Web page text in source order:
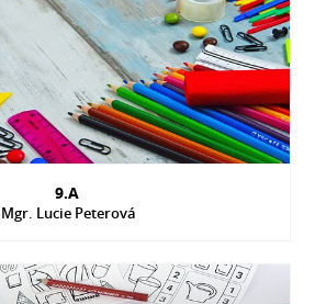
9.A
Mgr. Lucie Peterová